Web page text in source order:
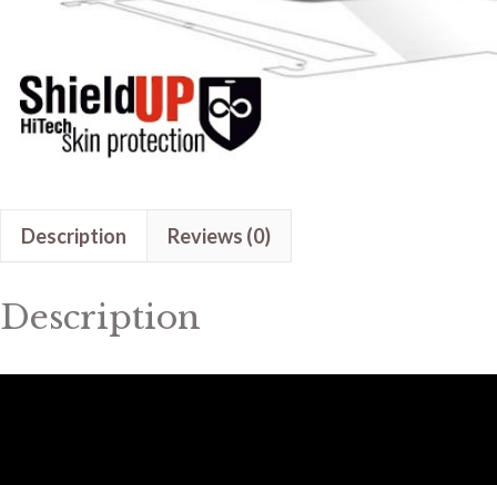
Description Reviews (0)
Description